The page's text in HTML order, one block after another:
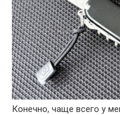
Конечно, чаще всего у